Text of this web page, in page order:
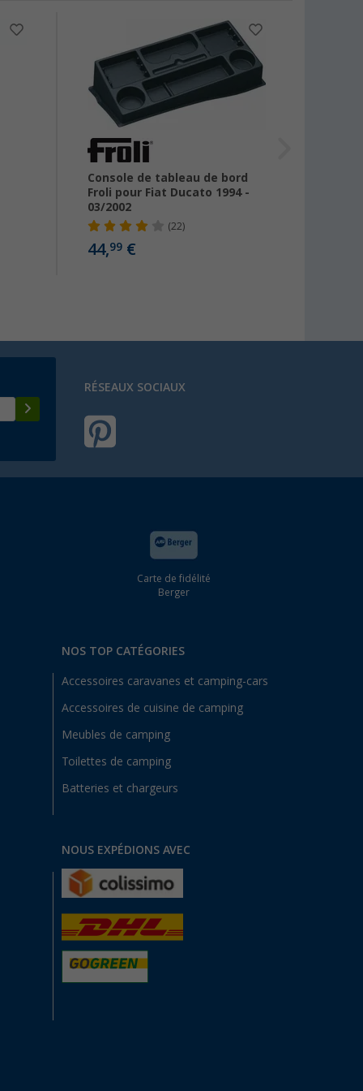
Console de tableau de bord
Froli pour Fiat Ducato 1994 -
03/2002
(22)
44,99€
RÉSEAUX SOCIAUX
Carte de fidélité
Berger
NOS TOP CATÉGORIES
Accessoires caravanes et camping-cars
Accessoires de cuisine de camping
Meubles de camping
Toilettes de camping
Batteries et chargeurs
NOUS EXPÉDIONS AVEC